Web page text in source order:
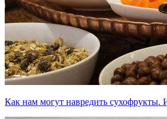
Как нам могут навредить сухофрукты.